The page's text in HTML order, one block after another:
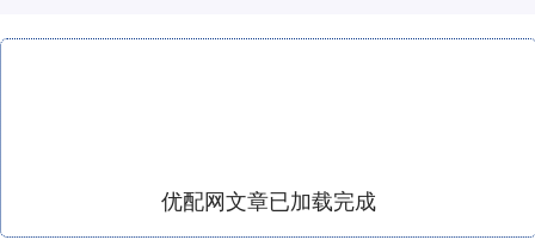
优配网文章已加载完成